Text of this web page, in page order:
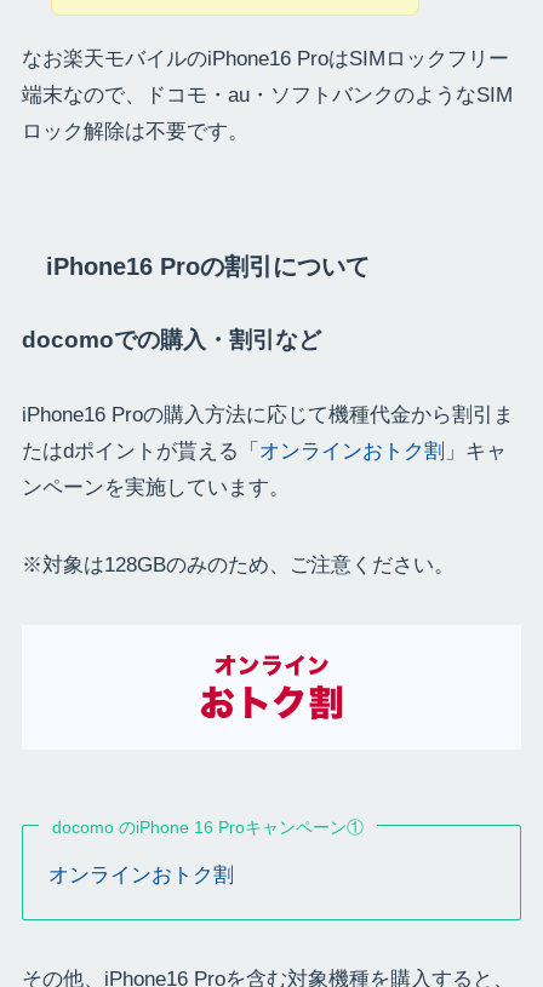
なお楽天モバイルのiPhone16 ProはSIMロックフリー
端末なので、ドコモ・au・ソフトバンクのようなSIM
ロック解除は不要です。
iPhone16 Proの割引について
docomoでの購入・割引など
iPhone16 Proの購入方法に応じて機種代金から割引ま
たはdポイントが貰える「 オンラインおトク割 」キャ
ンペーンを実施しています。
※対象は128GBのみのため、ご注意ください。
docomo のiPhone 16 Proキャンペーン①
オンラインおトク割
その他、iPhone16 Proを含む対象機種を購入すると、